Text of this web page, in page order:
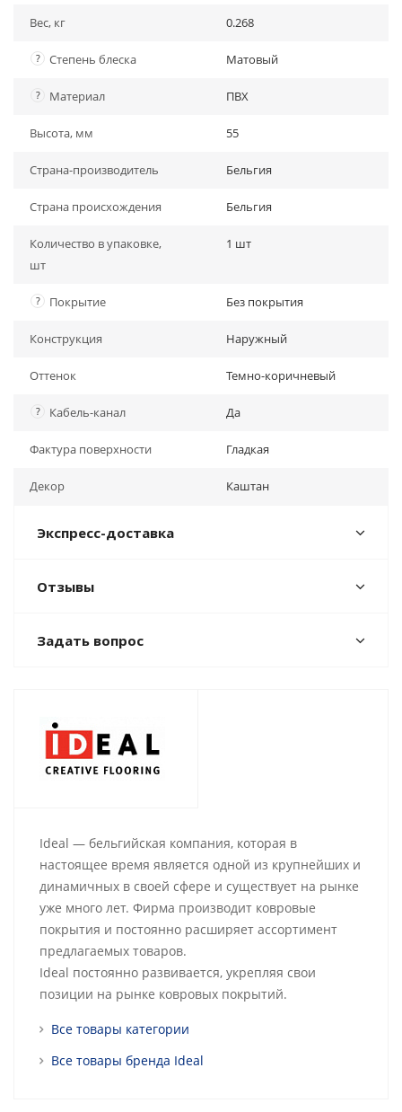
Вес, кг 0.268
? Степень блеска Матовый
? Материал ПВХ
Высота, мм 55
Страна-производитель Бельгия
Страна происхождения Бельгия
Количество в упаковке,
шт
1 шт
? Покрытие Без покрытия
Конструкция Наружный
Оттенок Темно-коричневый
? Кабель-канал Да
Фактура поверхности Гладкая
Декор Каштан
Экспресс-доставка
Отзывы
Задать вопрос
Ideal — бельгийская компания, которая в
настоящее время является одной из крупнейших и
динамичных в своей сфере и существует на рынке
уже много лет. Фирма производит ковровые
покрытия и постоянно расширяет ассортимент
предлагаемых товаров.
Ideal постоянно развивается, укрепляя свои
позиции на рынке ковровых покрытий.
Все товары категории
Все товары бренда Ideal